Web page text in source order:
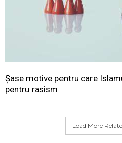
Șase motive pentru care
pentru rasism
Load More